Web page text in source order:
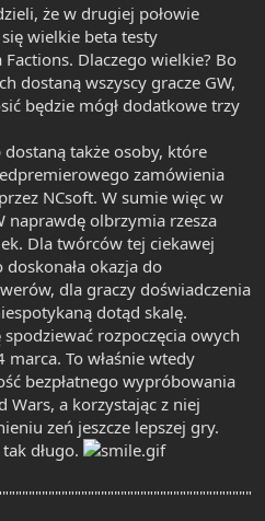
że w drugiej połowie
wielkie beta testy
Dlaczego wielkie? Bo
dostaną wszyscy gracze GW,
będzie mógł dodatkowe trzy
także osoby, które
zamówienia
NCsoft. W sumie więc w
naprawdę olbrzymia rzesza
Dla twórców tej ciekawej
okazja do
dla graczy doświadczenia
dotąd skalę.
rozpoczęcia owych
To właśnie wtedy
bezpłatnego wypróbowania
Wars, a korzystając z niej
zeń jeszcze lepszej gry.
długo.